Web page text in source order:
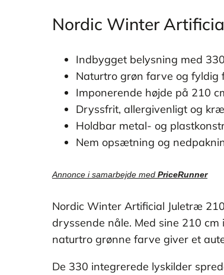
Nordic Winter
Indbygget belysning med
Naturtro grøn farve og fyldig
Imponerende højde på 210
Dryssfrit, allergivenligt og
Holdbar metal- og
Nem opsætning og
Annonce i samarbejde med PriceRunner
Nordic Winter Artificial Juletræ
dryssende nåle. Med sine 210
naturtro grønne farve giver et
De 330 integrerede lyskilder